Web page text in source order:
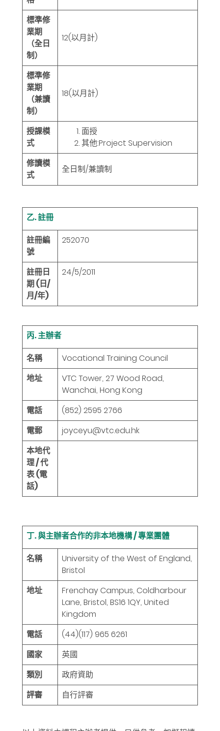
標準修
業期
（全日
制）
12(以月計)
標準修
業期
（兼讀
制）
18(以月計)
授課模
式
面授
其他:Project Supervision
修讀模
式
全日制/兼讀制
乙. 註冊
註冊編
號
252070
註冊日
期 (日/
月/年)
24/5/2011
丙. 主辦者
名稱
Vocational Training Council
地址
VTC Tower, 27 Wood Road,
Wanchai, Hong Kong
電話
(852) 2595 2766
電郵
joyceyu@vtc.edu.hk
本地代
理 / 代
表 (電
話)
丁. 與主辦者合作的非本地機構 / 專業團體
名稱
University of the West of England,
Bristol
地址
Frenchay Campus, Coldharbour
Lane, Bristol, BS16 1QY, United
Kingdom
電話
(44)(117) 965 6261
國家
英國
類別
政府資助
評審
自行評審